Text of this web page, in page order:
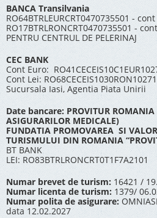
BANCA Transilvania
RO64BTRLEURCRT0470735501 -
RO17BTRLRONCRT0470735501 -
PENTRU CENTRUL DE PELERINAJ
CEC BANK
Cont Euro:
Cont Lei:
Sucursala Iasi, Agentia Piata Unirii
Date bancare: PROVITUR
ASIGURARILOR MEDICALE)
FUNDATIA PROMOVAREA SI
TURISMULUI DIN ROMANIA
BT BANK
LEI: RO83BTRLRONCRT0T1F7A2101
Numar brevet de turism: 16421 /
Numar licenta de turism: 1379/
Numar polita de asigurare:
data 12.02.2027